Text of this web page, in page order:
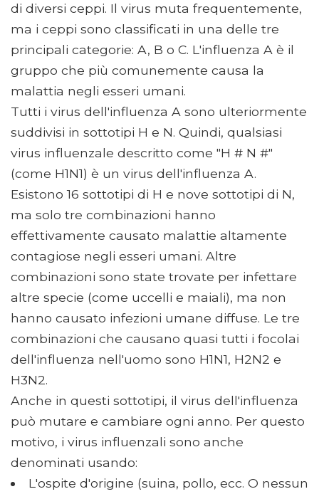
di diversi ceppi. Il virus muta frequentemente,
ma i ceppi sono classificati in una delle tre
principali categorie: A, B o C. L'influenza A è il
gruppo che più comunemente causa la
malattia negli esseri umani.
Tutti i virus dell'influenza A sono ulteriormente
suddivisi in sottotipi H e N. Quindi, qualsiasi
virus influenzale descritto come "H # N #"
(come H1N1) è un virus dell'influenza A.
Esistono 16 sottotipi di H e nove sottotipi di N,
ma solo tre combinazioni hanno
effettivamente causato malattie altamente
contagiose negli esseri umani. Altre
combinazioni sono state trovate per infettare
altre specie (come uccelli e maiali), ma non
hanno causato infezioni umane diffuse. Le tre
combinazioni che causano quasi tutti i focolai
dell'influenza nell'uomo sono H1N1, H2N2 e
H3N2.
Anche in questi sottotipi, il virus dell'influenza
può mutare e cambiare ogni anno. Per questo
motivo, i virus influenzali sono anche
denominati usando:
L'ospite d'origine (suina, pollo, ecc. O nessun